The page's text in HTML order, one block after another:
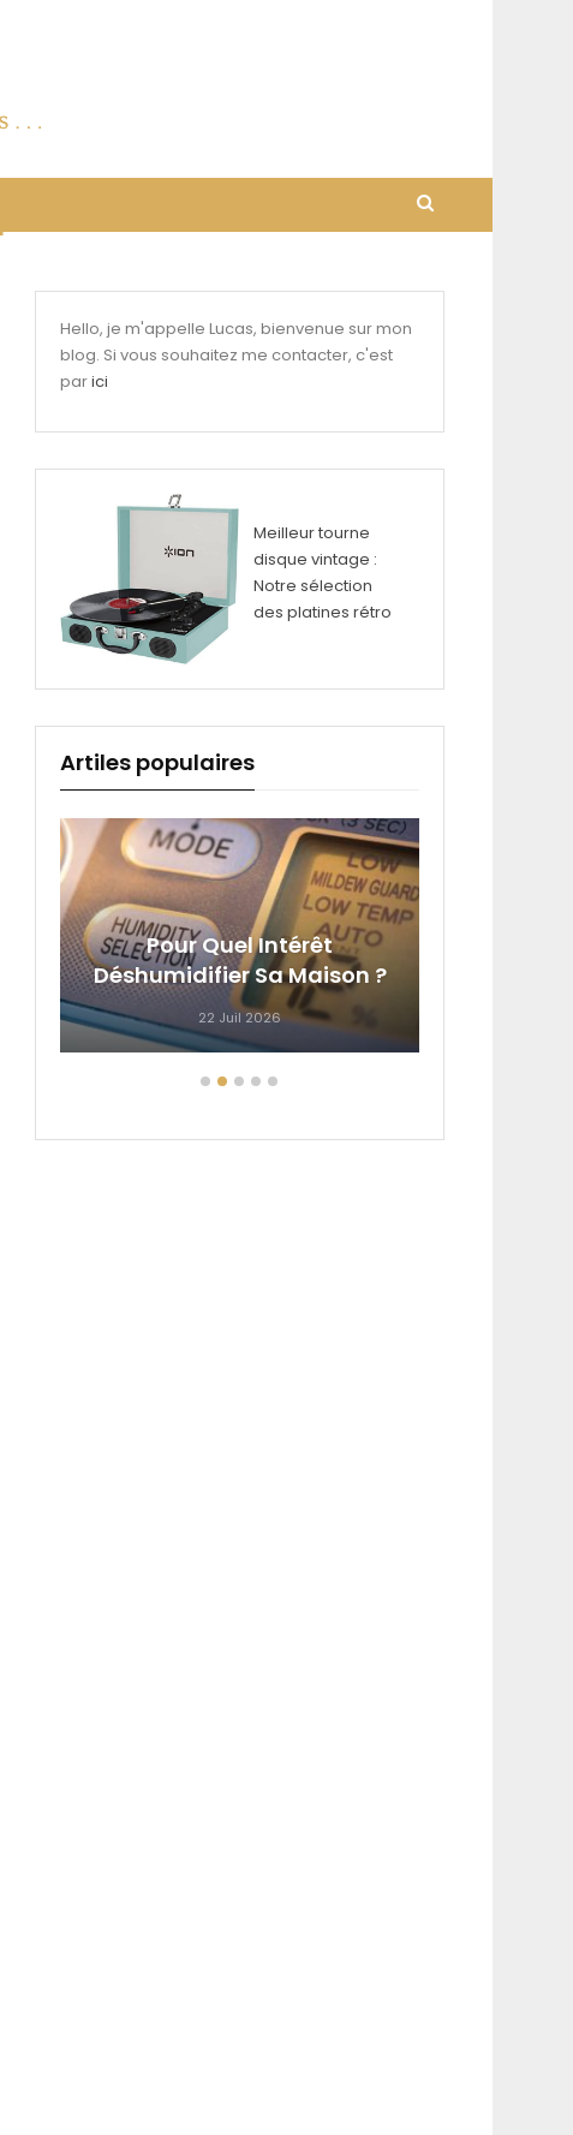
Hello, je m'appelle Lucas, bienvenue sur mon
blog. Si vous souhaitez me contacter, c'est
parici
Meilleur tourne
disque vintage :
Notre sélection
des platines rétro
Artiles populaires
Pour Quel Intérêt
Déshumidifier Sa Maison ?
22 Juil 2026